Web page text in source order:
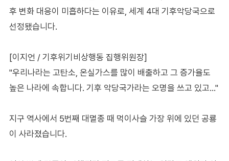
후 변화 대응이 미흡하다는 이유로, 세계 4대 기후악당국으로
선정됐습니다.
[이지언 / 기후위기비상행동 집행위원장]
"우리나라는 고탄소, 온실가스를 많이 배출하고 그 증가율도
높은 나라에 속합니다. 기후 악당국가라는 오명을 쓰고 있고…"
지구 역사에서 5번째 대멸종 때 먹이사슬 가장 위에 있던 공룡
이 사라졌습니다.